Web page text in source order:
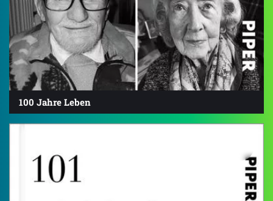
100 Jahre Leben